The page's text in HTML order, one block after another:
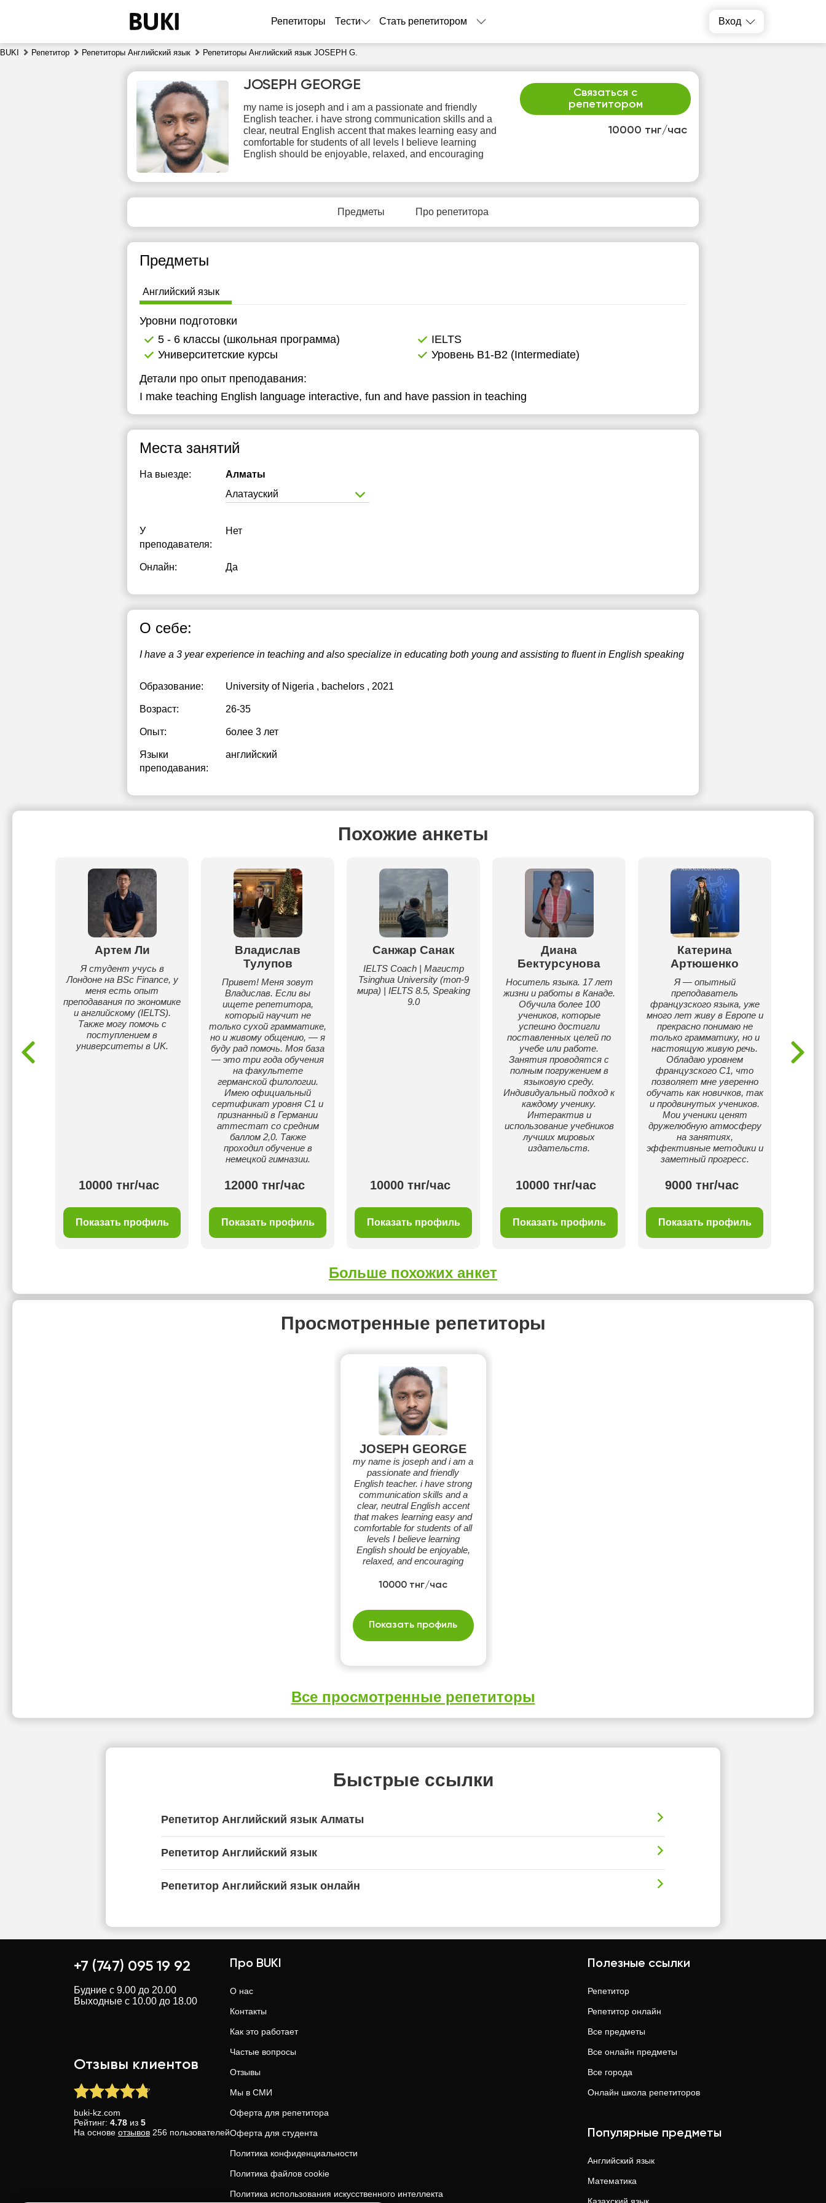
Репетиторы Тести Стать репетитором Вход
BUKI Репетитор Репетиторы Английский язык Репетиторы Английский язык JOSEPH G.
10000 тнг/час
Связаться с
репетитором
JOSEPH GEORGE
my name is joseph and i am a passionate and friendly
English teacher. i have strong communication skills and a
clear, neutral English accent that makes learning easy and
comfortable for students of all levels I believe learning
English should be enjoyable, relaxed, and encouraging
Предметы Про репетитора
Предметы
Английский язык
Уровни подготовки
5 - 6 классы (школьная программа)
IELTS
Университетские курсы
Уровень B1-B2 (Intermediate)
Детали про опыт преподавания:
I make teaching English language interactive, fun and have passion in teaching
Места занятий
На выезде:
Алматы
Алатауский
У
преподавателя:
Нет
Онлайн: Да
О себе:
I have a 3 year experience in teaching and also specialize in educating both young and assisting to fluent in English speaking
Образование: University of Nigeria , bachelors , 2021
Возраст: 26-35
Опыт: более 3 лет
Языки
преподавания:
английский
Похожие анкеты
Артем Ли
Я студент учусь в
Лондоне на BSc Finance, у
меня есть опыт
преподавания по экономике
и английскому (IELTS).
Также могу помочь с
поступлением в
университеты в UK.
10000 тнг/час
Показать профиль
Владислав
Тулупов
Привет! Меня зовут
Владислав. Если вы
ищете репетитора,
который научит не
только сухой грамматике,
но и живому общению, — я
буду рад помочь. Моя база
— это три года обучения
на факультете
германской филологии.
Имею официальный
сертификат уровня C1 и
признанный в Германии
аттестат со средним
баллом 2,0. Также
проходил обучение в
немецкой гимназии.
12000 тнг/час
Показать профиль
Санжар Санак
IELTS Coach | Магистр
Tsinghua University (топ‑9
мира) | IELTS 8.5, Speaking
9.0
10000 тнг/час
Показать профиль
Диана
Бектурсунова
Носитель языка. 17 лет
жизни и работы в Канаде.
Обучила более 100
учеников, которые
успешно достигли
поставленных целей по
учебе или работе.
Занятия проводятся с
полным погружением в
языковую среду.
Индивидуальный подход к
каждому ученику.
Интерактив и
использование учебников
лучших мировых
издательств.
10000 тнг/час
Показать профиль
Катерина
Артюшенко
Я — опытный
преподаватель
французского языка, уже
много лет живу в Европе и
прекрасно понимаю не
только грамматику, но и
настоящую живую речь.
Обладаю уровнем
французского C1, что
позволяет мне уверенно
обучать как новичков, так
и продвинутых учеников.
Мои ученики ценят
дружелюбную атмосферу
на занятиях,
эффективные методики и
заметный прогресс.
9000 тнг/час
Показать профиль
Больше похожих анкет
Просмотренные репетиторы
JOSEPH GEORGE
my name is joseph and i am a
passionate and friendly
English teacher. i have strong
communication skills and a
clear, neutral English accent
that makes learning easy and
comfortable for students of all
levels I believe learning
English should be enjoyable,
relaxed, and encouraging
10000 тнг/час
Показать профиль
Все просмотренные репетиторы
Быстрые ссылки
Репетитор Английский язык Алматы
Репетитор Английский язык
Репетитор Английский язык онлайн
сб
8
9
10
11
12
13
14
свободных
свободных
Нет
свободных
Нет
свободных
Нет
свободных
свободных
свободных
+7 (747) 095 19 92
Будние с 9.00 до 20.00
Выходные с 10.00 до 18.00
Отзывы клиентов
buki-kz.com
Рейтинг: 4.78 из 5
На основе отзывов 256 пользователей
Про BUKI
О нас
Контакты
Как это работает
Частые вопросы
Отзывы
Мы в СМИ
Оферта для репетитора
Оферта для студента
Политика конфиденциальности
Политика файлов cookie
Политика использования искусственного интеллекта
Полезные ссылки
Репетитор
Репетитор онлайн
Все предметы
Все онлайн предметы
Все города
Онлайн школа репетиторов
Популярные предметы
Английский язык
Математика